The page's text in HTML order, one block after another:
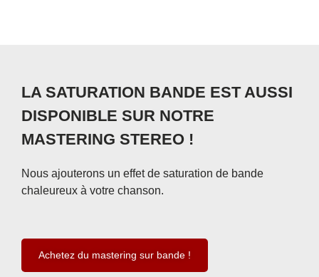
LA SATURATION BANDE EST AUSSI
DISPONIBLE SUR NOTRE
MASTERING STEREO !
Nous ajouterons un effet de saturation de bande
chaleureux à votre chanson.
Achetez du mastering sur bande !